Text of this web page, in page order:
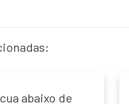
abaixo de